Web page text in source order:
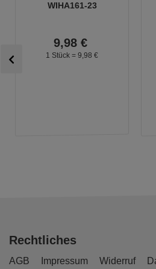
WIHA161-23
9,98 €
1 Stück = 9, 98 €
Rechtliches
AGB Impressum Widerruf